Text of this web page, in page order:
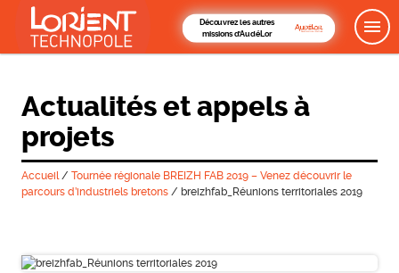
Découvrez les autres
missions d'AudéLor
Actualités et appels à
projets
Accueil/ Tournée régionale BREIZH FAB 2019 – Venez découvrir le
parcours d’industriels bretons/ breizhfab_Réunions territoriales 2019